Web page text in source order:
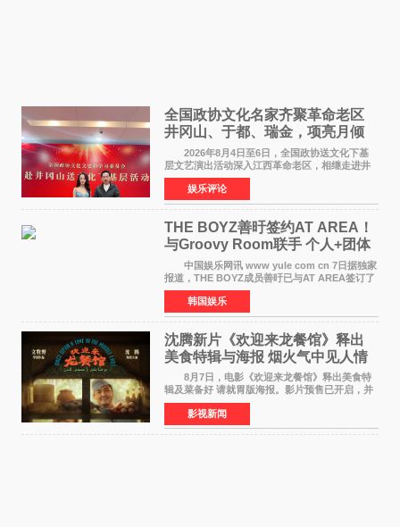
全国政协文化名家齐聚革命老区
井冈山、于都、瑞金，项亮月倾
情献唱《桃花谣》致敬红色沃土
2026年8月4日至6日，全国政协送文化下基
层文艺演出活动深入江西革命老区，相继走进井
冈山、于都长征出发地、瑞金三地。由全国政协
文化文史和学习委员会副主任、甘肃省政协原主
席欧阳坚率团，一
娱乐评论
THE BOYZ善旴签约AT AREA！
与Groovy Room联手 个人+团体
活动并行
中国娱乐网讯 www yule com cn 7日据独家
报道，THE BOYZ成员善旴已与AT AREA签订了
专属合约。AT AREA是由知名制作人组合
Groovy Room创立的hip-hop厂牌，旗下拥有多
位实力派音乐人，在韩
韩国娱乐
沈腾新片《欢迎来龙餐馆》释出
美食特辑与海报 烟火气中见人情
温暖
8月7日，电影《欢迎来龙餐馆》释出美食特
辑及菜备好 请就胃版海报。影片预售已开启，并
将于8月8日至10日14:00-21:00举行全国超前点
映。电影《欢迎来龙餐馆》作为战争美食喜剧大
片，讲述了中国
影视新闻